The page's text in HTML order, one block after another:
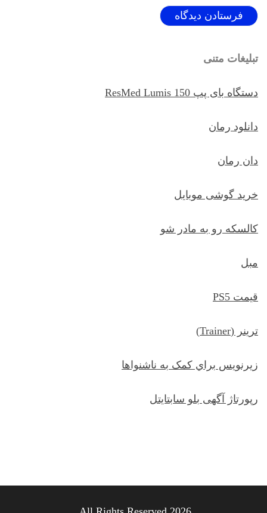
تبلیغات متنی
دستگاه بای پپ ResMed Lumis 150
دانلود رمان
دان رمان
خرید گوشی موبایل
کالسکه رو به مادر شو
مبل
قیمت PS5
ترينر (Trainer)
زيرنويس براي کمک به ناشنواها
رپورتاژ آگهی بلو سابتایتل